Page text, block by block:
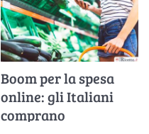
Boom per la spesa
online: gli Italiani
comprano